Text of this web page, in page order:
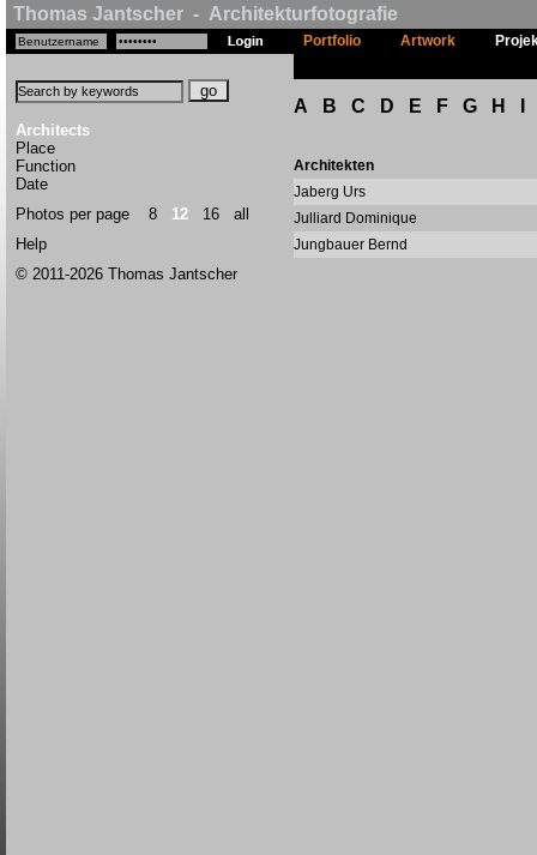
Thomas Jantscher - Architekturfotografie
Architects
Place
Function
Date
Photos per page 8 12 16
all
Help
© 2011-2026 Thomas Jantscher
Portfolio Artwork
A B C D E F G H
Architekten
Jaberg Urs
Julliard Dominique
Jungbauer Bernd